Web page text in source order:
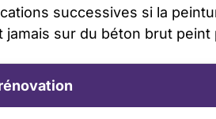
successives si la
jamais sur du béton brut peint